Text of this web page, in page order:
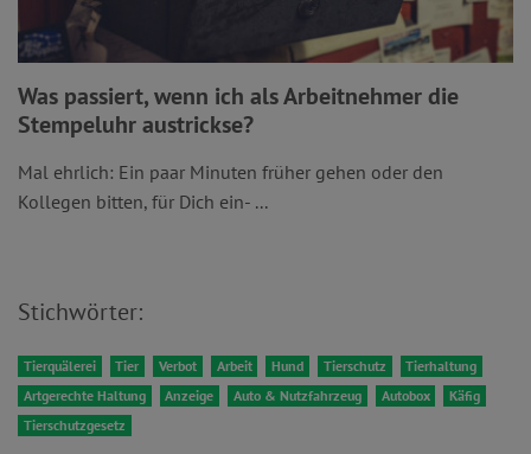
Was passiert, wenn ich als Arbeitnehmer die
Stempeluhr austrickse?
Mal ehrlich: Ein paar Minuten früher gehen oder den
Kollegen bitten, für Dich ein- ...
Stichwörter:
Tierquälerei Tier Verbot Arbeit Hund Tierschutz
Tierhaltung
Artgerechte Haltung
Anzeige Auto & Nutzfahrzeug Autobox
Käfig
Tierschutzgesetz